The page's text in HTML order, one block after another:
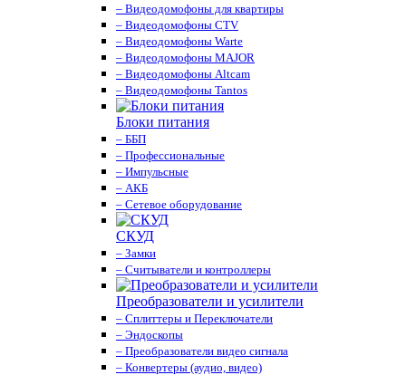
– Видеодомофоны для квартиры
– Видеодомофоны CTV
– Видеодомофоны Warte
– Видеодомофоны MAJOR
– Видеодомофоны Altcam
– Видеодомофоны Tantos
Блоки питания
– ББП
– Профессиональные
– Импульсные
– АКБ
– Сетевое оборудование
СКУД
– Замки
– Считыватели и контроллеры
Преобразователи и усилители
– Сплиттеры и Переключатели
– Эндоскопы
– Преобразователи видео сигнала
– Конвертеры (аудио, видео)